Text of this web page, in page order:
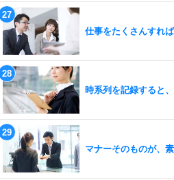
仕事をたくさんすれ
時系列を記録すると、
マナーそのものが、